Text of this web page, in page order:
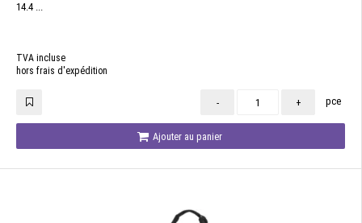
14.4 ...
TVA incluse
hors frais d'expédition
- + pce
Ajouter au panier